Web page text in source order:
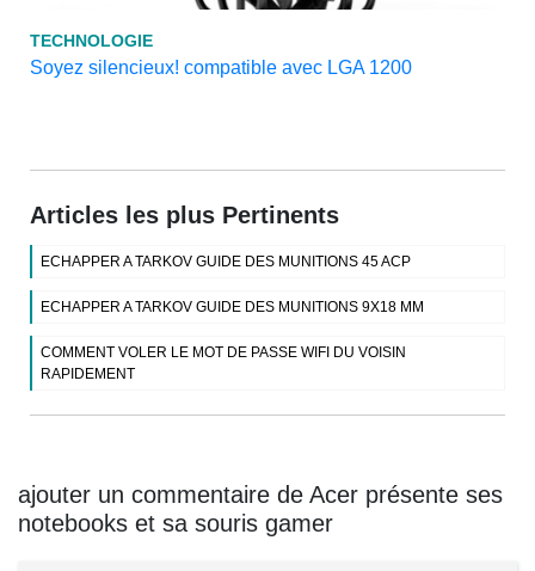
TECHNOLOGIE
Soyez silencieux! compatible avec LGA 1200
Articles les plus Pertinents
ECHAPPER A TARKOV GUIDE DES MUNITIONS 45 ACP
ECHAPPER A TARKOV GUIDE DES MUNITIONS 9X18 MM
COMMENT VOLER LE MOT DE PASSE WIFI DU VOISIN
RAPIDEMENT
ajouter un commentaire de Acer présente ses
notebooks et sa souris gamer